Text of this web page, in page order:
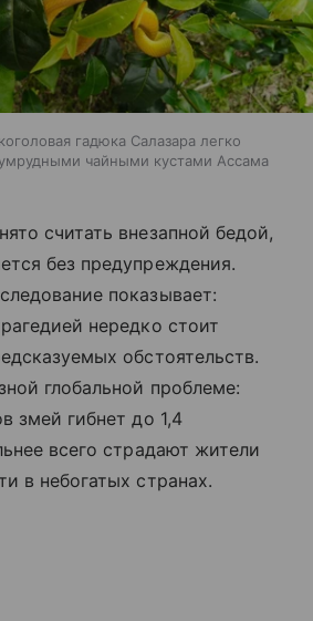
гадюка Салазара легко
чайными кустами Ассама
считать внезапной бедой,
без предупреждения.
показывает:
нередко стоит
обстоятельств.
глобальной проблеме:
змей гибнет до 1,4
всего страдают жители
в небогатых странах.